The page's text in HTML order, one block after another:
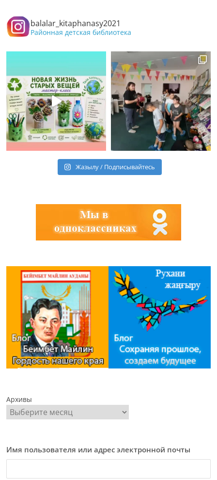
balalar_kitaphanasy2021
Районная детская библиотека
Жазылу / Подписывайтесь
Архивы
Имя пользователя или адрес электронной почты